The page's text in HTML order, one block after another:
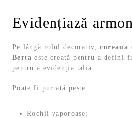
Evidențiază
Pe lângă rolul decorativ,cureaua
Berta este creată pentru a defini
pentru a evidenția talia.
Poate fi purtată peste:
Rochii vaporoase;